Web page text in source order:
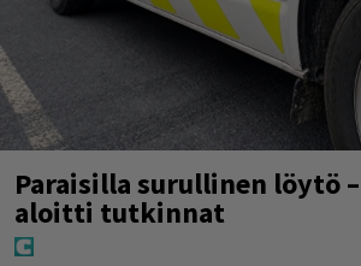
Paraisilla surullinen löytö
aloitti tutkinnat